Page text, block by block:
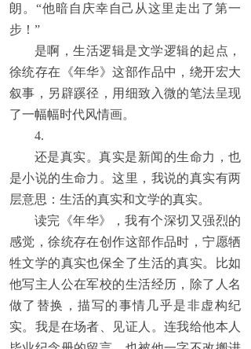
朗。“他暗自庆幸自己从这里走出了第一
步！”
是啊，生活逻辑是文学逻辑的起点，
徐统存在《年华》这部作品中，绕开宏大
叙事，另辟蹊径，用细致入微的笔法呈现
了一幅幅时代风情画。
4.
还是真实。真实是新闻的生命力，也
是小说的生命力。这里，我说的真实有两
层意思：生活的真实和文学的真实。
读完《年华》，我有个深切又强烈的
感觉，徐统存在创作这部作品时，宁愿牺
牲文学的真实也保全了生活的真实。比如
他写主人公在军校的生活经历，除了人名
做了替换，描写的事情几乎是非虚构纪
实。我是在场者、见证人。连我给他本人